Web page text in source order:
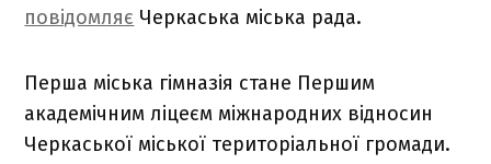
повідомляє Черкаська міська рада.
Перша міська гімназія стане Першим
академічним ліцеєм міжнародних відносин
Черкаської міської територіальної громади.